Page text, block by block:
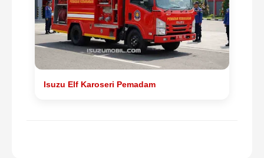
Isuzu Elf Karoseri Pemadam